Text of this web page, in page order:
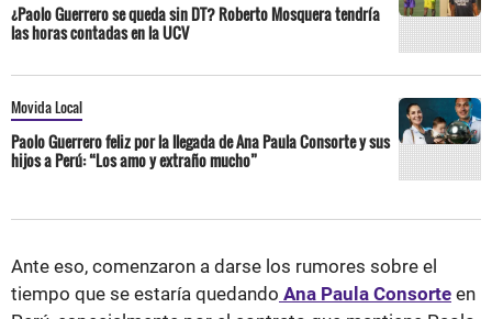
¿Paolo Guerrero se queda sin DT? Roberto Mosquera tendría
las horas contadas en la UCV
Movida Local
Paolo Guerrero feliz por la llegada de Ana Paula Consorte y sus
hijos a Perú: “Los amo y extraño mucho”
Ante eso, comenzaron a darse los rumores sobre el
tiempo que se estaría quedando Ana Paula Consorte en